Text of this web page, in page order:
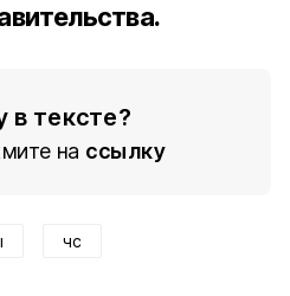
в тексте?
на ссылку
чс